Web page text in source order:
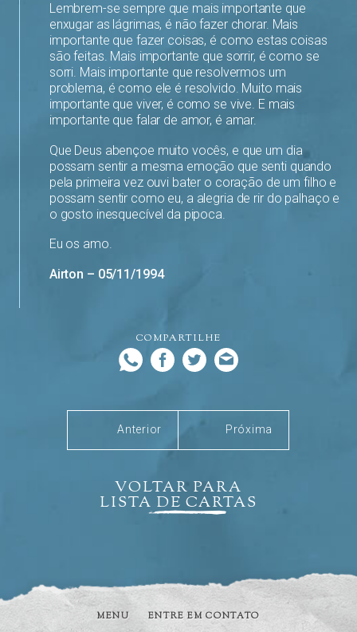
Lembrem-se sempre que mais importante que
enxugar as lágrimas, é não fazer chorar. Mais
importante que fazer coisas, é como estas coisas
são feitas. Mais importante que sorrir, é como se
sorri. Mais importante que resolvermos um
problema, é como ele é resolvido. Muito mais
importante que viver, é como se vive. E mais
importante que falar de amor, é amar.
Que Deus abençoe muito vocês, e que um dia
possam sentir a mesma emoção que senti quando
pela primeira vez ouvi bater o coração de um filho e
possam sentir como eu, a alegria de rir do palhaço e
o gosto inesquecível da pipoca.
Eu os amo.
Airton – 05/11/1994
COMPARTILHE
Anterior
VOLTAR PARA
LISTA DE CARTAS
Próxima
MENU ENTRE EM CONTATO